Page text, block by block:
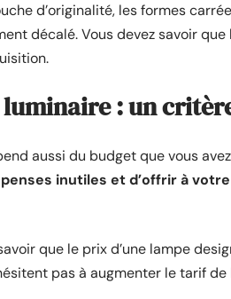
d’originalité, les formes
décalé. Vous devez savoir
: un
aussi du budget que vous
inutiles et d’offrir à
que le prix d’une lampe
pas à augmenter le tarif